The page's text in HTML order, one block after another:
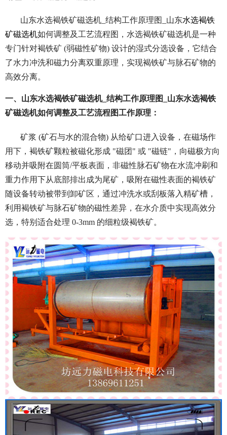
山东水选褐铁矿磁选机_结构工作原理图_山东水选褐铁
矿磁选机如何调整及工艺流程图，水选褐铁矿磁选机是一种
专门针对褐铁矿 (弱磁性矿物) 设计的湿式分选设备，它结合
了水力冲洗和磁力分离双重原理，实现褐铁矿与脉石矿物的
高效分离。
一、山东水选褐铁矿磁选机_结构工作原理图_山东水选褐铁
矿磁选机如何调整及工艺流程图工作原理：
矿浆 (矿石与水的混合物) 从给矿口进入设备， 在磁场作
用下，褐铁矿颗粒被磁化形成 "磁团" 或 "磁链"，向磁极方向
移动并吸附在圆筒/平板表面， 非磁性脉石矿物在水流冲刷和
重力作用下从底部排出成为尾矿， 吸附在磁性表面的褐铁矿
随设备转动被带到卸矿区，通过冲洗水或刮板落入精矿槽，
利用褐铁矿与脉石矿物的磁性差异，在水介质中实现高效分
选，特别适合处理 0-3mm 的细粒级褐铁矿。